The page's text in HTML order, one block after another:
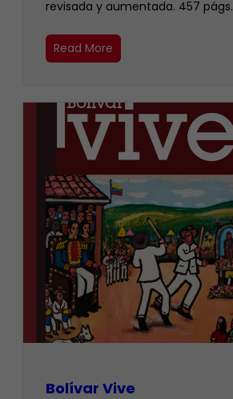
revisada y aumentada. 457 págs.
Read More
Bolívar Vive